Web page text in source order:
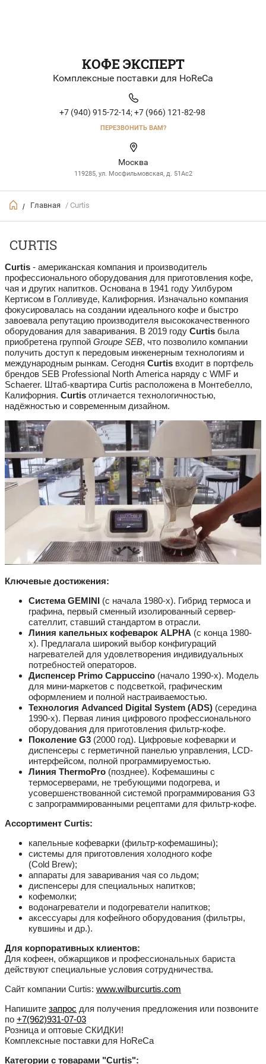
КОФЕ ЭКСПЕРТ
Комплексные поставки для HoReCa
+7 (940) 915-72-14; +7 (966) 121-82-98
ПЕРЕЗВОНИТЬ ВАМ?
Москва
119285, ул. Мосфильмовская, д. 51Ac2
/ Главная / Curtis
CURTIS
Curtis - американская компания и производитель
профессионального оборудования для приготовления кофе,
чая и других напитков. Основана в 1941 году Уилбуром
Кертисом в Голливуде, Калифорния. Изначально компания
фокусировалась на создании идеального кофе и быстро
завоевала репутацию производителя высококачественного
оборудования для заваривания. В 2019 году Curtis была
приобретена группой Groupe SEB, что позволило компании
получить доступ к передовым инженерным технологиям и
международным рынкам. Сегодня Curtis входит в портфель
брендов SEB Professional North America наряду с WMF и
Schaerer. Штаб-квартира Curtis расположена в Монтебелло,
Калифорния. Curtis отличается технологичностью,
надёжностью и современным дизайном.
Ключевые достижения:
Система GEMINI (с начала 1980-х). Гибрид термоса и
графина, первый сменный изолированный сервер-
сателлит, ставший стандартом в отрасли.
Линия капельных кофеварок ALPHA (с конца 1980-
х). Предлагала широкий выбор конфигураций
нагревателей для удовлетворения индивидуальных
потребностей операторов.
Диспенсер Primo Cappuccino (начало 1990-х). Модель
для мини-маркетов с подсветкой, графическим
оформлением и полной настраиваемостью.
Технология Advanced Digital System (ADS) (середина
1990-х). Первая линия цифрового профессионального
оборудования для приготовления фильтр-кофе.
Поколение G3 (2000 год). Цифровые кофеварки и
диспенсеры с герметичной панелью управления, LCD-
интерфейсом, полной программируемостью.
Линия ThermoPro (позднее). Кофемашины с
термосерверами, не требующими подогрева, и
усовершенствованной системой программирования G3
с запрограммированными рецептами для фильтр-кофе.
Ассортимент Curtis:
капельные кофеварки (фильтр-кофемашины);
системы для приготовления холодного кофе
(Cold Brew);
аппараты для заваривания чая со льдом;
диспенсеры для специальных напитков;
кофемолки;
водонагреватели и подогреватели напитков;
аксессуары для кофейного оборудования (фильтры,
кувшины и др.).
Для корпоративных клиентов:
Для кофеен, обжарщиков и профессиональных бариста
действуют специальные условия сотрудничества.
Сайт компании Curtis: www.wilburcurtis.com
Напишите запрос для получения предложения или позвоните
по +7(962)931-07-03
Розница и оптовые СКИДКИ!
Комплексные поставки для HoReCa
Категории с товарами "Curtis":